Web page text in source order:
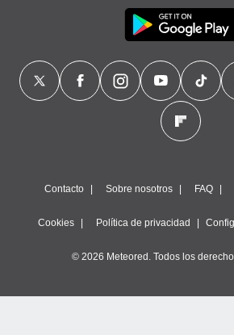
Contacto Sobre nosotros FAQ
Cookies Política de privacidad
© 2026 Meteored. Todos los